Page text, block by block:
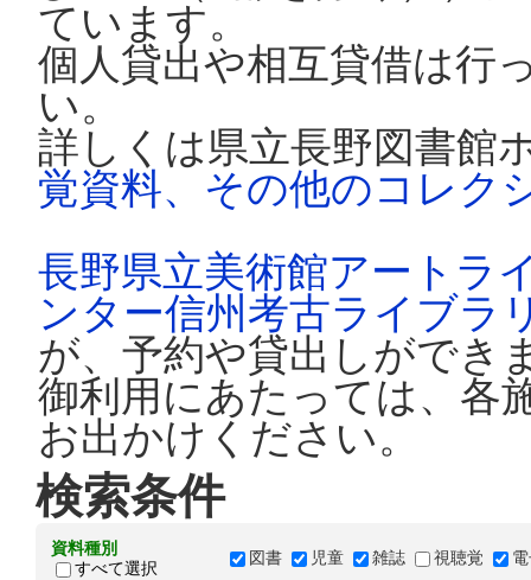
ています。
個人貸出や相互貸借は行
い。
詳しくは県立長野図書館
覚資料、その他のコレク
長野県立美術館アートラ
ンター信州考古ライブラ
が、予約や貸出しができ
御利用にあたっては、各
お出かけください。
検索条件
資料種別
すべて選択
図書 児童 雑誌 視聴覚